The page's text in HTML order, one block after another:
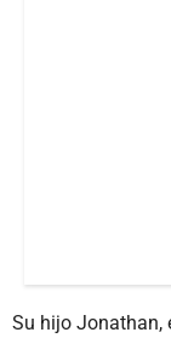
Su hijo Jonathan,